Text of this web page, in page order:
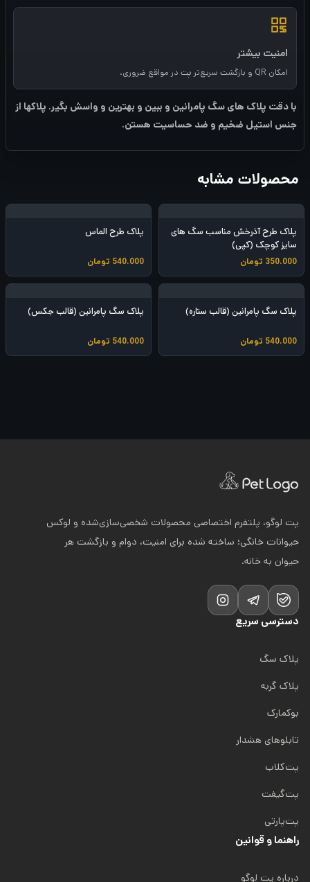
امنیت بیشتر
امکان QR و بازگشت سریع‌تر پت در مواقع ضروری.
با دقت پلاک های سگ پامرانین و ببین و بهترین و واسش بگیر. پلاکها از
جنس استیل ضخیم و ضد حساسیت هستن.
محصولات مشابه
پلاک طرح آذرخش مناسب سگ های
سایز کوچک (کپی)
350.000 تومان
پلاک طرح الماس
540.000 تومان
پلاک سگ پامرانین (قالب ستاره)
540.000 تومان
پلاک سگ پامرانین (قالب جکس)
540.000 تومان
پت لوگو، پلتفرم اختصاصی محصولات شخصی‌سازی‌شده و لوکس
حیوانات خانگی؛ ساخته شده برای امنیت، دوام و بازگشت هر
حیوان به خانه.
دسترسی سریع
پلاک سگ
پلاک گربه
بوکمارک
تابلوهای هشدار
پت‌کلاب
پت‌گیفت
پت‌پارتی
راهنما و قوانین
درباره پت لوگو